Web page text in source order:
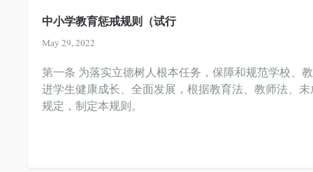
中小学教育惩戒规则（试行
May 29, 2022
第一条 为落实立德树人根本任务，保障和规范学校、
进学生健康成长、全面发展，根据教育法、教师法、
规定，制定本规则。